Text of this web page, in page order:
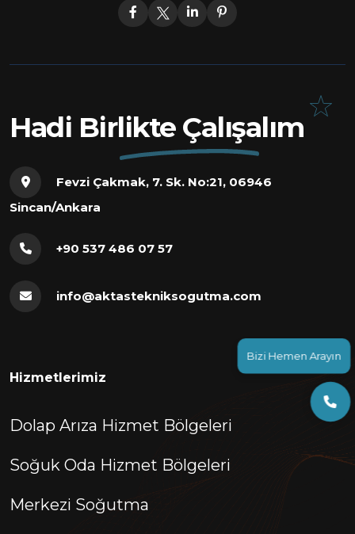
Bizi Hemen Arayın
Hadi Birlikte Çalışalım
Fevzi Çakmak, 7. Sk. No:21, 06946
Sincan/Ankara
+90 537 486 07 57
info@aktastekniksogutma.com
Hizmetlerimiz
Dolap Arıza Hizmet Bölgeleri
Soğuk Oda Hizmet Bölgeleri
Merkezi Soğutma